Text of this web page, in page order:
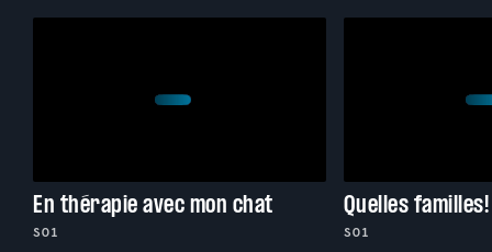
En thérapie avec mon chat
S01
Quelles familles!
S01